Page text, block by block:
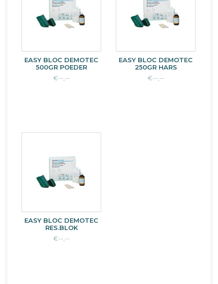
EASY BLOC DEMOTEC
500GR POEDER
€--,--
EASY BLOC DEMOTEC
250GR HARS
€--,--
EASY BLOC DEMOTEC
RES.BLOK
€--,--